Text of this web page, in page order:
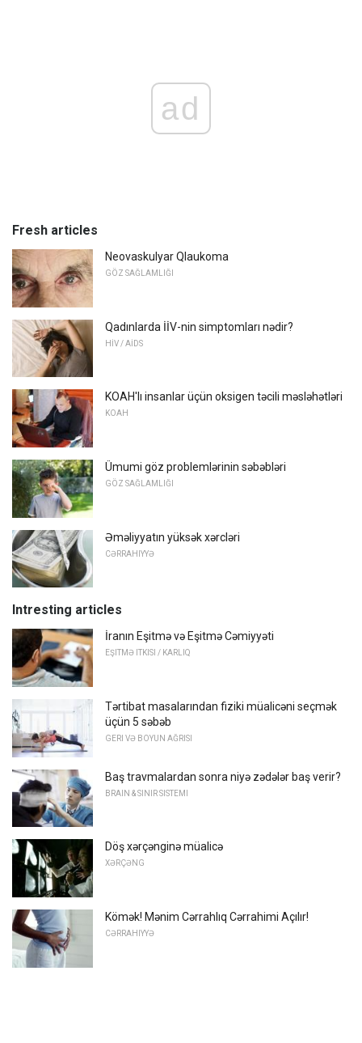
ad
Fresh articles
Neovaskulyar Qlaukoma
GÖZ SAĞLAMLIĞI
Qadınlarda İİV-nin simptomları nədir?
HİV / AİDS
KOAH'lı insanlar üçün oksigen təcili məsləhətləri
KOAH
Ümumi göz problemlərinin səbəbləri
GÖZ SAĞLAMLIĞI
Əməliyyatın yüksək xərcləri
CƏRRAHIYYƏ
Intresting articles
İranın Eşitmə və Eşitmə Cəmiyyəti
EŞITMƏ ITKISI / KARLIQ
Tərtibat masalarından fiziki müalicəni seçmək
üçün 5 səbəb
GERI VƏ BOYUN AĞRISI
Baş travmalardan sonra niyə zədələr baş verir?
BRAIN & SINIR SISTEMI
Döş xərçənginə müalicə
XƏRÇƏNG
Kömək! Mənim Cərrahlıq Cərrahimi Açılır!
CƏRRAHIYYƏ